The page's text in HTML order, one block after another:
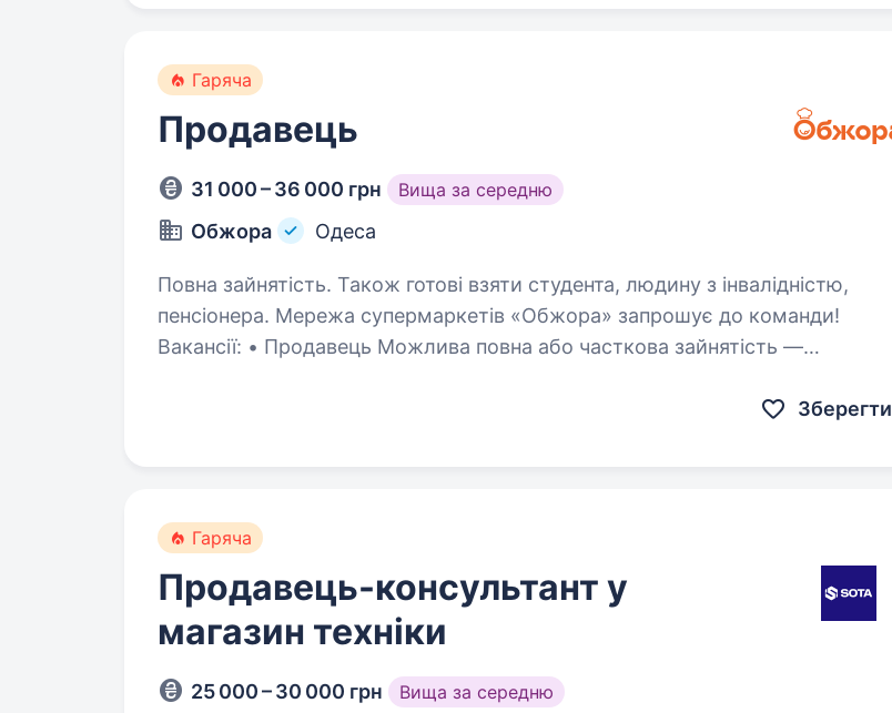
Гаряча
Продавець
31 000 – 36 000 грн Вища за середню
Обжора Одеса
Повна зайнятість. Також готові взяти студента, людину з інвалідністю,
пенсіонера. Мережа супермаркетів «Обжора» запрошує до команди!
Вакансії: • Продавець Можлива повна або часткова зайнятість —
Зберегти
Гаряча
Продавець-консультант у
магазин техніки
25 000 – 30 000 грн Вища за середню